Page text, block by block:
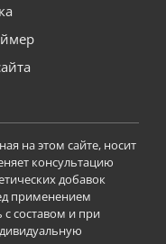
на этом сайте, носит
консультацию
добавок
применением
с составом и при